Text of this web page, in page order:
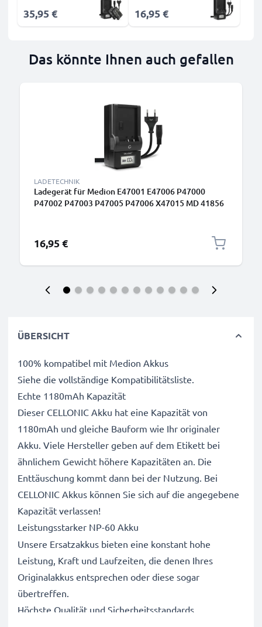
35,95 € 16,95 €
Das könnte Ihnen auch gefallen
LADETECHNIK
Ladegerät für Medion E47001 E47006 P47000
P47002 P47003 P47005 P47006 X47015 MD 41856
16,95 €
ÜBERSICHT
100% kompatibel mit Medion Akkus
Siehe die vollständige Kompatibilitätsliste.
Echte 1180mAh Kapazität
Dieser CELLONIC Akku hat eine Kapazität von
1180mAh und gleiche Bauform wie Ihr originaler
Akku. Viele Hersteller geben auf dem Etikett bei
ähnlichem Gewicht höhere Kapazitäten an. Die
Enttäuschung kommt dann bei der Nutzung. Bei
CELLONIC Akkus können Sie sich auf die angegebene
Kapazität verlassen!
Leistungsstarker NP-60 Akku
Unsere Ersatzakkus bieten eine konstant hohe
Leistung, Kraft und Laufzeiten, die denen Ihres
Originalakkus entsprechen oder diese sogar
übertreffen.
Höchste Qualität und Sicherheitsstandards